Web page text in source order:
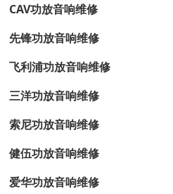
CAV功放音响维修
先锋功放音响维修
飞利浦功放音响维修
三洋功放音响维修
索尼功放音响维修
健伍功放音响维修
爱华功放音响维修